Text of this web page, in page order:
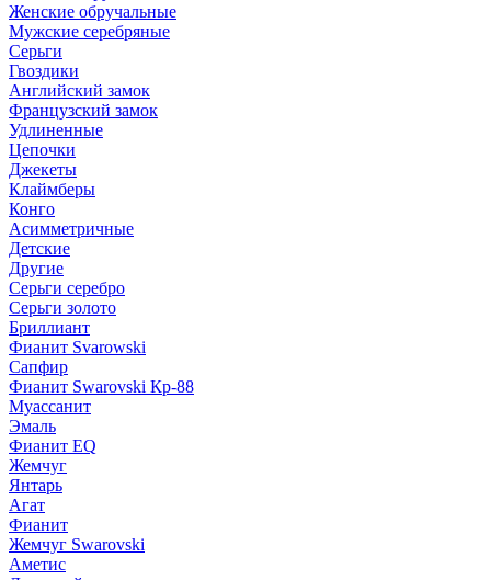
Женские обручальные
Мужские серебряные
Серьги
Гвоздики
Английский замок
Французский замок
Удлиненные
Цепочки
Джекеты
Клаймберы
Конго
Асимметричные
Детские
Другие
Серьги серебро
Серьги золото
Бриллиант
Фианит Svarowski
Сапфир
Фианит Swarovski Кр-88
Муассанит
Эмаль
Фианит EQ
Жемчуг
Янтарь
Агат
Фианит
Жемчуг Swarovski
Аметис